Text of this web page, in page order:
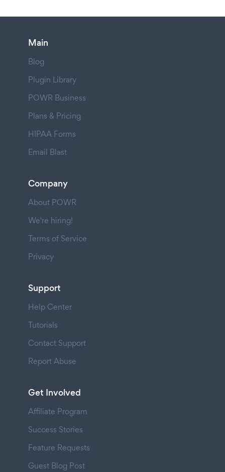
Main
Blog
Plugin Library
POWR Business
Plans & Pricing
HIPAA Forms
Email Blast
Company
About POWR
We're hiring!
Terms of Service
Privacy
Support
Help Center
Tutorials
Contact Support
Report Abuse
Get Involved
Affiliate Program
Success Stories
Feature Requests
Guest Blog Post